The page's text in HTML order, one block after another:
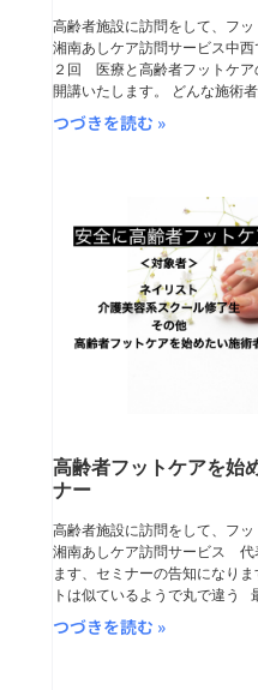
高齢者施設に訪問をして、フッ
湘南あしケア訪問サービス中
２回 医療と高齢者フットケア
開講いたします。 どんな施術
つづきを読む »
高齢者フットケアを始
ナー
高齢者施設に訪問をして、フッ
湘南あしケア訪問サービス
ます、セミナーの告知になり
トは似ているようで丸で違う
つづきを読む »